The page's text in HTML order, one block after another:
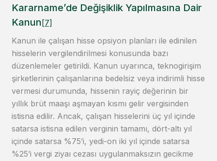
Kararname’de Değişiklik Yapılmasına Dair
Kanun [7]
Kanun ile çalışan hisse opsiyon planları ile edinilen
hisselerin vergilendirilmesi konusunda bazı
düzenlemeler getirildi. Kanun uyarınca, teknogirişim
şirketlerinin çalışanlarına bedelsiz veya indirimli hisse
vermesi durumunda, hissenin rayiç değerinin bir
yıllık brüt maaşı aşmayan kısmı gelir vergisinden
istisna edilir. Ancak, çalışan hisselerini üç yıl içinde
satarsa istisna edilen verginin tamamı, dört-altı yıl
içinde satarsa %75’i, yedi-on iki yıl içinde satarsa
%25’i vergi ziyaı cezası uygulanmaksızın gecikme